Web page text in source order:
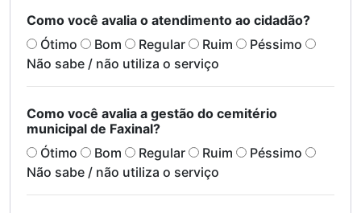
Como você avalia o atendimento ao cidadão?
Ótimo
Bom Regular Ruim
Péssimo
Não sabe / não utiliza o serviço
Como você avalia a gestão do cemitério
municipal de Faxinal?
Ótimo
Bom Regular Ruim
Péssimo
Não sabe / não utiliza o serviço